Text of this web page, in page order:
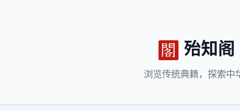
殆知阁
浏览传统典籍， 探索中